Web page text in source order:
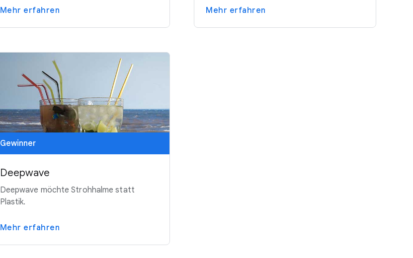
Mehr erfahren Mehr erfahren
Gewinner
Deepwave
Deepwave möchte Strohhalme statt
Plastik.
Mehr erfahren